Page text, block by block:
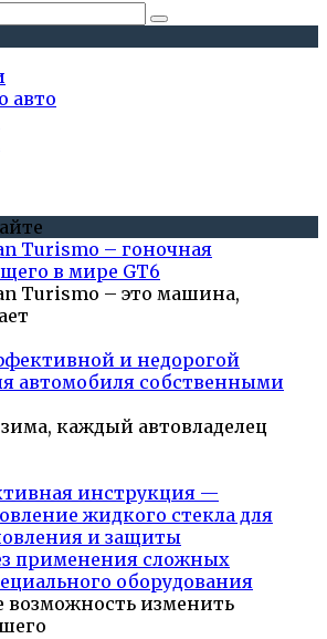
авто
Turismo – гоночная
в мире GT6
Turismo – это машина,
и недорогой
автомобиля собственными
каждый автовладелец
инструкция —
жидкого стекла для
и защиты
применения сложных
оборудования
возможность изменить